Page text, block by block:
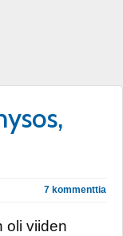
7 kommenttia
viiden